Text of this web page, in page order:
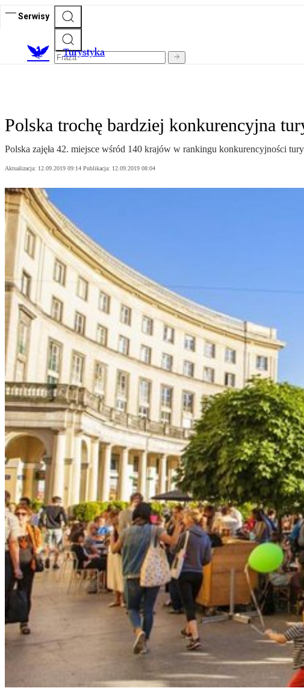
Serwisy
Turystyka
Polska trochę bardziej konkurencyjna
Polska zajęła 42. miejsce wśród 140 krajów w rankingu konkurencyjności
Aktualizacja: 12.09.2019 09:14 Publikacja: 12.09.2019 08:04